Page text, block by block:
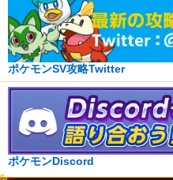
ポケモンSV攻略Twitter
ポケモンDiscord